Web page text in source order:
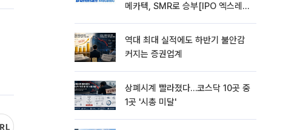
메카텍, SMR로 승부[IPO 엑스레
역대 최대 실적에도 하반기 불안감
커지는 증권업계
상폐시계 빨라졌다…코스닥 10곳 중
1곳 '시총 미달'